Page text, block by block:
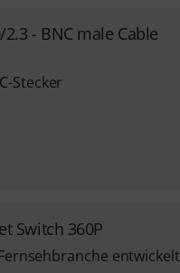
2.3 - BNC male Cable
Stecker
Switch 360P
entwickelt